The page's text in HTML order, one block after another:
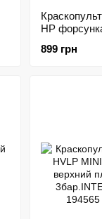
HP
INTERTOOL
899 грн